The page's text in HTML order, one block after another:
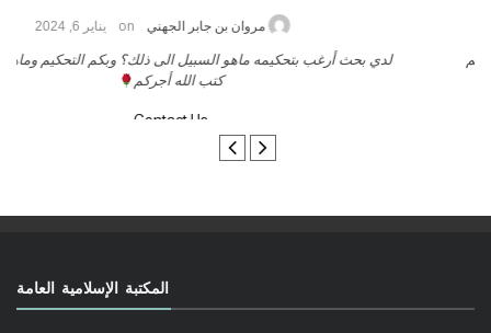
حامد الزريقي on يناير 25, 2026
السلام عليكم ورحمة الله وبركاتة أرغب بنشر كتابي معكم
المكتبة الإسلامية العامة